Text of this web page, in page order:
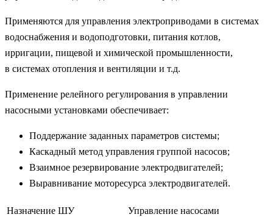
Применяются для управления электроприводами в системах
водоснабжения и водоподготовки, питания котлов,
ирригации, пищевой и химической промышленности,
в системах отопления и вентиляции и т.д.
Применение релейного регулирования в управлении
насосными установками обеспечивает:
Поддержание заданных параметров системы;
Каскадный метод управления группой насосов;
Взаимное резервирование электродвигателей;
Выравнивание моторесурса электродвигателей.
Назначение ШУ
Управление насосами